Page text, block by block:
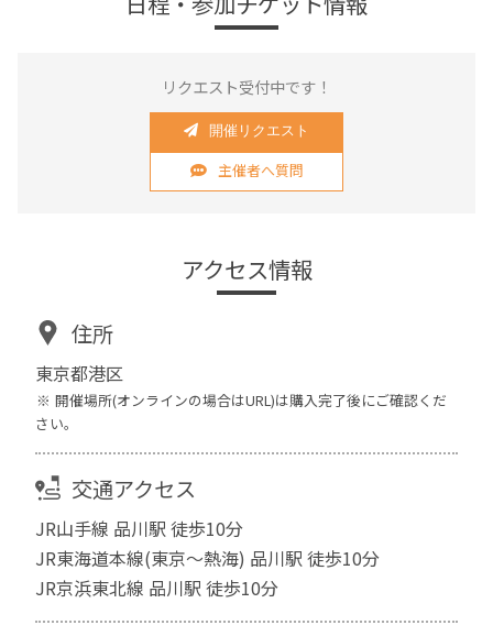
リクエスト受付中です！
開催リクエスト
主催者へ質問
アクセス情報
住所
東京都港区
開催場所(オンラインの場合はURL)は購入完了後にご確認くだ
さい。
交通アクセス
JR山手線 品川駅 徒歩10分
JR東海道本線(東京～熱海) 品川駅 徒歩10分
JR京浜東北線 品川駅 徒歩10分